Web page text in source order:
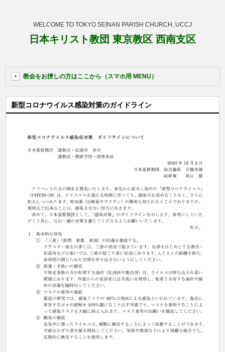
WELCOME TO TOKYO SEINAN PARISH CHURCH, UCCJ
日本キリスト教団 東京教区 西南支区
教会をお捜しの方はここから（スマホ用 MENU）
新型コロナウイルス感染対策のガイドライン